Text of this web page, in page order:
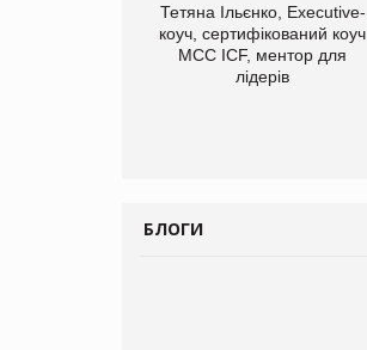
Тетяна Ільєнко, Executive-
коуч, сертифікований коуч
МСС ICF, ментор для
лідерів
БЛОГИ